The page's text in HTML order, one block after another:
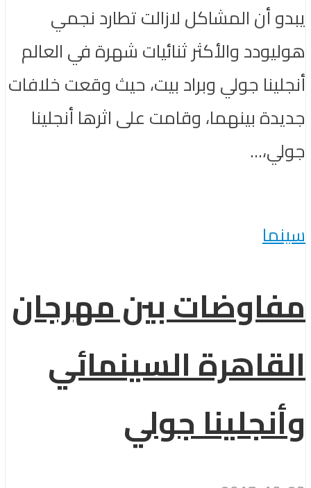
يبدو أن المشاكل لازالت تطارد نجمي
هوليودد والأكثر ثنائيات شهرة في العالم
أنجلينا جولي وبراد بيت، حيث وقعت خلافات
جديدة بينهما، وقامت على اثرها أنجلينا
جولي،...
سينما
مفاوضات بين مهرجان
القاهرة السينمائي
وأنجلينا جولي